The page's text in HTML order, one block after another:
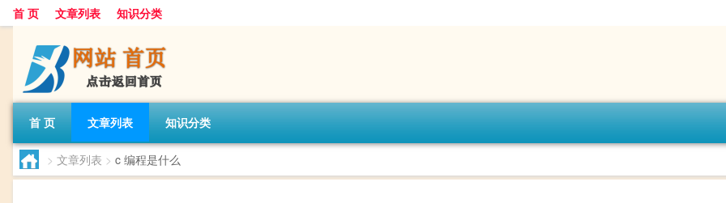
首 页 文章列表 知识分类
首 页 文章列表 知识分类
> 文章列表 > c 编程是什么